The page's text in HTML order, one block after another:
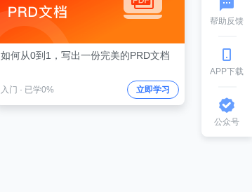
如何从0到1，写出一份完美的PRD文档
入门 · 已学0% 立即学习
帮助反馈
APP下载
公众号